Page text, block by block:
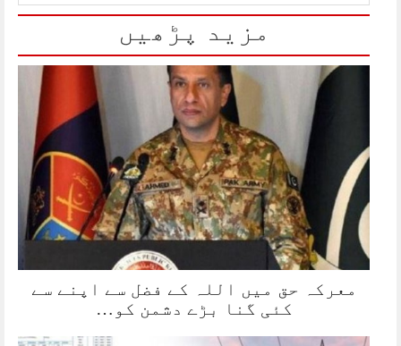
مزید پڑھیں
معرکہ حق میں اللہ کے فضل سے اپنے سے
کئی گنا بڑے دشمن کو…